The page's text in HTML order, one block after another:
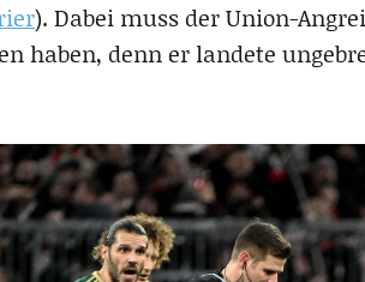
). Dabei muss der Union-
haben, denn er landete